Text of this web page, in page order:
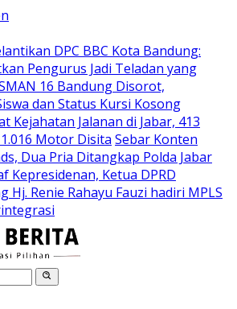
DPC BBC Kota Bandung:
Pengurus Jadi Teladan yang
16 Bandung Disorot,
dan Status Kursi Kosong
Kejahatan Jalanan di Jabar, 413
Motor Disita Sebar Konten
Dua Pria Ditangkap Polda Jabar
Kepresidenan, Ketua DPRD
Hj. Renie Rahayu Fauzi hadiri MPLS